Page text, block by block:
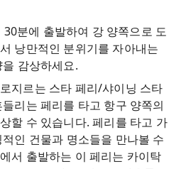
분에 출발하여 강 양쪽으로 도
낭만적인 분위기를 자아내는
감상하세요.
지르는 스타 페리/샤이닝 스타
리는 페리를 타고 항구 양쪽의
할 수 있습니다. 페리를 타고 가
인 건물과 명소들을 만나볼 수
서 출발하는 이 페리는 카이탁